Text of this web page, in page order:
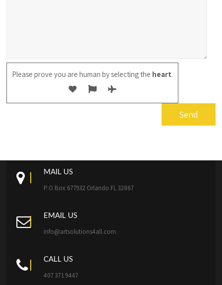
Please prove you are human by selecting the heart.
MAIL US
P.O Box 677932 Orlando FL 32867
EMAIL US
info@artsolutions4all.com
CALL US
407 371 9447